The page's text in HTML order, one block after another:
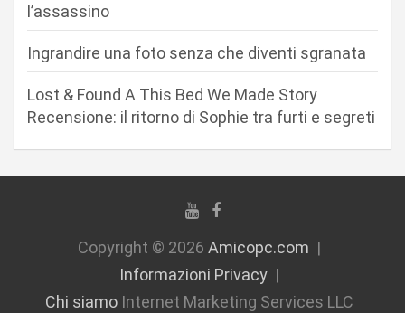
l’assassino
Ingrandire una foto senza che diventi sgranata
Lost & Found A This Bed We Made Story
Recensione: il ritorno di Sophie tra furti e segreti
Copyright © 2026 Amicopc.com
Informazioni Privacy
Chi siamoInternet Marketing Services LLC